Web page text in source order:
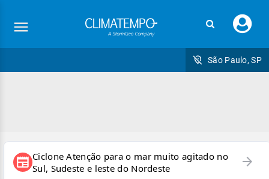
seu
São Paulo, SP
newspaper Ciclone Atenção para o mar muito agitado no
Sul, Sudeste e leste do Nordeste
arrow_forward